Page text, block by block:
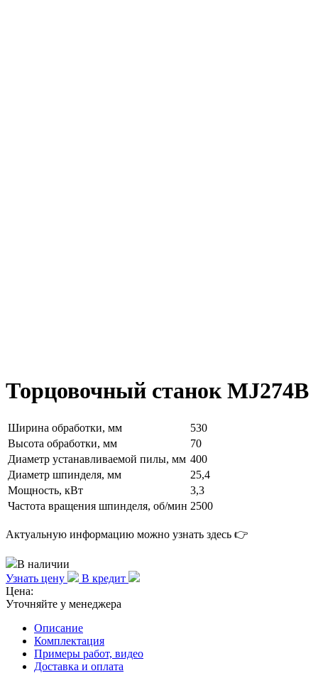
Торцовочный станок MJ274B
Ширина обработки, мм
530
Высота обработки, мм
70
Диаметр устанавливаемой пилы, мм 400
Диаметр шпинделя, мм
25,4
Мощность, кВт
3,3
Частота вращения шпинделя, об/мин 2500
Актуальную информацию можно узнать здесь 👉
В наличии
Узнать цену
В кредит
Цена:
Уточняйте у менеджера
Описание
Комплектация
Примеры работ, видео
Доставка и оплата